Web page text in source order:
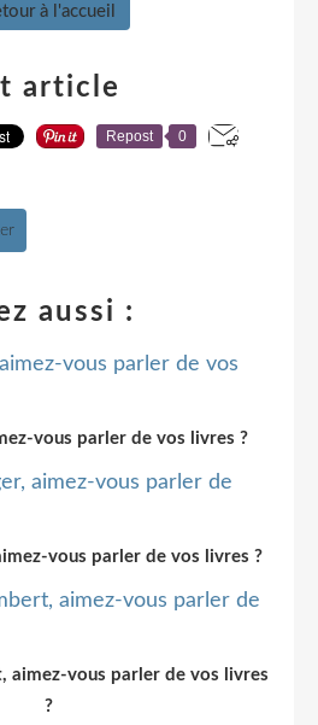
à l'accueil
article
Repost 0
aussi :
vous parler de vos livres ?
vous parler de vos livres ?
aimez-vous parler de vos livres
?